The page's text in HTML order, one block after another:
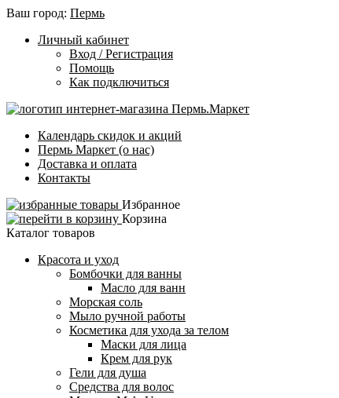
Ваш город: Пермь
Личный кабинет
Вход / Регистрация
Помощь
Как подключиться
Календарь скидок и акций
Пермь Маркет (о нас)
Доставка и оплата
Контакты
Избранное
Корзина
Каталог товаров
Красота и уход
Бомбочки для ванны
Масло для ванн
Морская соль
Мыло ручной работы
Косметика для ухода за телом
Маски для лица
Крем для рук
Гели для душа
Средства для волос